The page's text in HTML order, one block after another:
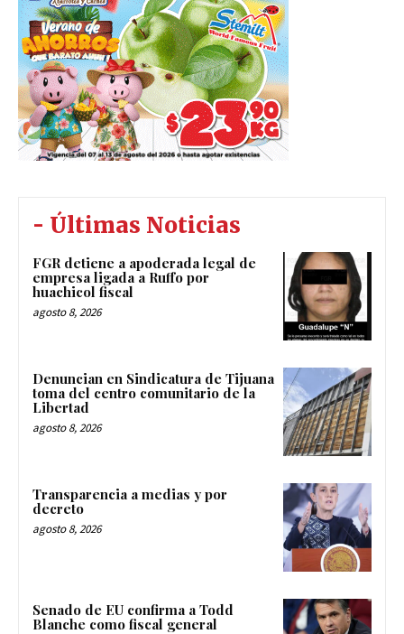
- Últimas Noticias
FGR detiene a apoderada legal de
empresa ligada a Ruffo por
huachicol fiscal
agosto 8, 2026
Denuncian en Sindicatura de Tijuana
toma del centro comunitario de la
Libertad
agosto 8, 2026
Transparencia a medias y por
decreto
agosto 8, 2026
Senado de EU confirma a Todd
Blanche como fiscal general